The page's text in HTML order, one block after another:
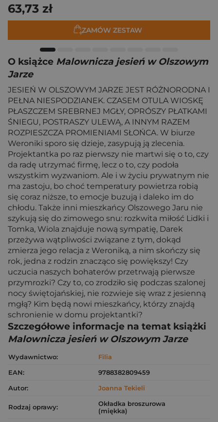
63,73 zł
ZAMÓW ZESTAW
O książce Malownicza jesień w Olszowym
Jarze
JESIEŃ W OLSZOWYM JARZE JEST RÓŻNORODNA I
PEŁNA NIESPODZIANEK. CZASEM OTULA WIOSKĘ
PŁASZCZEM SREBRNEJ MGŁY, OPRÓSZY PŁATKAMI
ŚNIEGU, POSTRASZY ULEWĄ, A INNYM RAZEM
ROZPIESZCZA PROMIENIAMI SŁOŃCA. W biurze
Weroniki sporo się dzieje, zasypują ją zlecenia.
Projektantka po raz pierwszy nie martwi się o to, czy
da radę utrzymać firmę, lecz o to, czy podoła
wszystkim wyzwaniom. Ale i w życiu prywatnym nie
ma zastoju, bo choć temperatury powietrza robią
się coraz niższe, to emocje buzują i daleko im do
chłodu. Także inni mieszkańcy Olszowego Jaru nie
szykują się do zimowego snu: rozkwita miłość Lidki i
Tomka, Wiola znajduje nową sympatię, Darek
przeżywa wątpliwości związane z tym, dokąd
zmierza jego relacja z Weroniką, a nim skończy się
rok, jedna z rodzin znacząco się powiększy! Czy
uczucia naszych bohaterów przetrwają pierwsze
przymrozki? Czy to, co zrodziło się podczas szalonej
nocy świętojańskiej, nie rozwieje się wraz z jesienną
mgłą? Kim będą nowi mieszkańcy, którzy znajdą
schronienie w domu projektantki?
Szczegółowe informacje na temat książki
Malownicza jesień w Olszowym Jarze
Wydawnictwo:
Filia
EAN:
9788382809459
Autor:
Joanna Tekieli
Rodzaj oprawy:
Okładka broszurowa
(miękka)